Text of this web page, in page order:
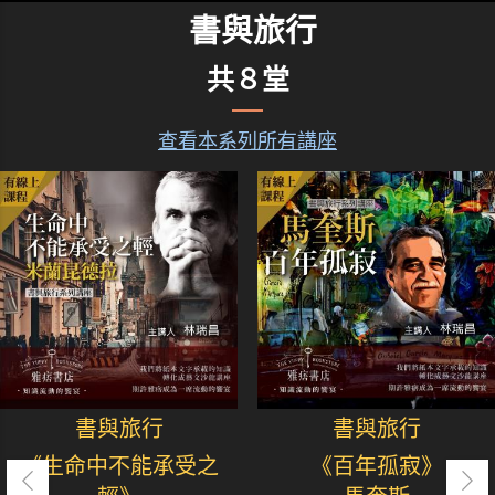
書與旅行
共８堂
查看本系列所有講座
書與旅行
《生命中不能承受之
書與旅行
《百年孤寂》